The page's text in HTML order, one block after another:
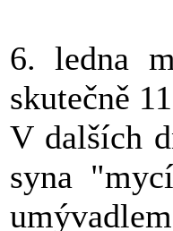
6. ledna
skutečně
V dalších
syna